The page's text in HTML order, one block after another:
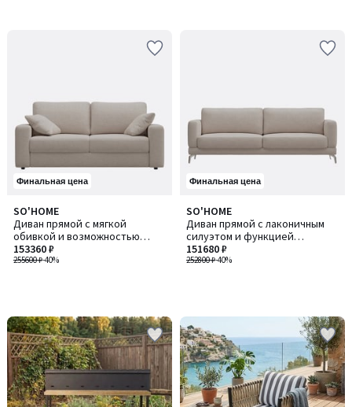
Финальная цена
SO'HOME
Диван прямой с мягкой
обивкой и возможностью
гибкой конфигурации
255600 ₽-40%
153360 ₽
Финальная цена
SO'HOME
Диван прямой с лаконичным
силуэтом и функцией
спального места
252800 ₽-40%
151680 ₽